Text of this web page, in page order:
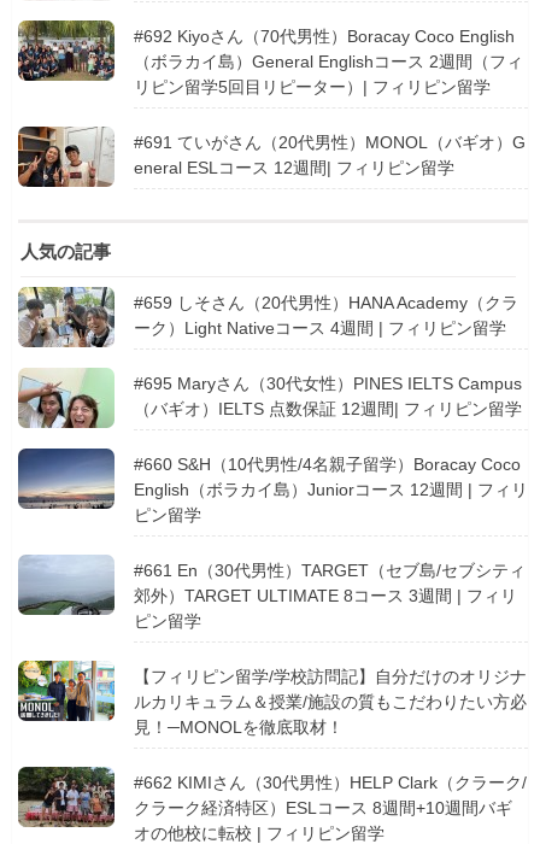
#692 Kiyoさん（70代男性）Boracay Coco English
（ボラカイ島）General Englishコース 2週間（フィ
リピン留学5回目リピーター）| フィリピン留学
#691 ていがさん（20代男性）MONOL（バギオ）G
eneral ESLコース 12週間| フィリピン留学
人気の記事
#659 しそさん（20代男性）HANA Academy（クラ
ーク）Light Nativeコース 4週間 | フィリピン留学
#695 Maryさん（30代女性）PINES IELTS Campus
（バギオ）IELTS 点数保証 12週間| フィリピン留学
#660 S&H（10代男性/4名親子留学）Boracay Coco
English（ボラカイ島）Juniorコース 12週間 | フィリ
ピン留学
#661 En（30代男性）TARGET（セブ島/セブシティ
郊外）TARGET ULTIMATE 8コース 3週間 | フィリ
ピン留学
【フィリピン留学/学校訪問記】自分だけのオリジナ
ルカリキュラム＆授業/施設の質もこだわりたい方必
見！─MONOLを徹底取材！
#662 KIMIさん（30代男性）HELP Clark（クラーク/
クラーク経済特区）ESLコース 8週間+10週間バギ
オの他校に転校 | フィリピン留学